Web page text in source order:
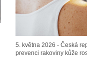
5. května 2026 - Česká
prevenci rakoviny kůže